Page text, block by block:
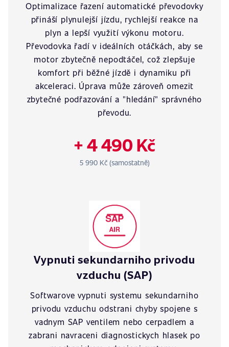
Optimalizace řazení automatické převodovky
přináší plynulejší jízdu, rychlejší reakce na
plyn a lepší využití výkonu motoru.
Převodovka řadí v ideálních otáčkách, aby se
motor zbytečně nepodtáčel, což zlepšuje
komfort při běžné jízdě i dynamiku při
akceleraci. Úprava může zároveň omezit
zbytečné podřazování a "hledání" správného
převodu.
+ 4 490 Kč
5 990 Kč (samostatně)
Vypnuti sekundarniho privodu
vzduchu (SAP)
Softwarove vypnuti systemu sekundarniho
privodu vzduchu odstrani chyby spojene s
vadnym SAP ventilem nebo cerpadlem a
zabrani navraceni diagnostickych hlasek po